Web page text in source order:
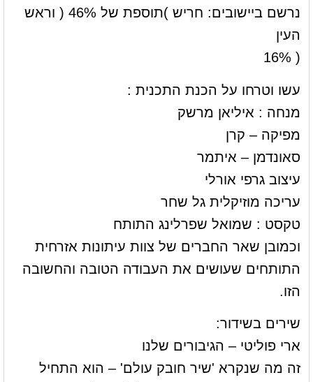
נרשם ביישובים: חריש )תוספת של 46% ( וראש
העין
( 16%
עשו וטרחו על הכנת התכנית :
מנחה : איליאן מרשק
מפיקה – קרן
סאונדמן – איתמר
עיצוב גרפי אורלי
עריכה מוזיקלית גל שחר
טקסט : שמואל שפרלינג התותח
וכמובן שאר החברים של צוות עיתונות אזרחית
התותחים שעושים את העבודה הטובה והחשובה
הזו.
שירים בשידור:
ארי פוליטי – הגיבורים שלנו
זה מה שנקרא 'שיר חובק עולם' – הוא התחיל